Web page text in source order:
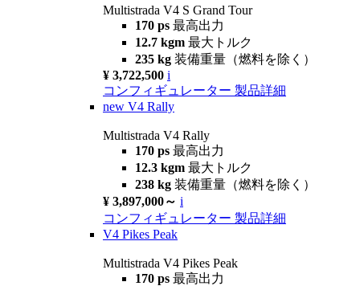
Multistrada V4 S Grand Tour
170 ps 最高出力
12.7 kgm 最大トルク
235 kg 装備重量（燃料を除く）
¥ 3,722,500 i
コンフィギュレーター 製品詳細
new V4 Rally
Multistrada V4 Rally
170 ps 最高出力
12.3 kgm 最大トルク
238 kg 装備重量（燃料を除く）
¥ 3,897,000～ i
コンフィギュレーター 製品詳細
V4 Pikes Peak
Multistrada V4 Pikes Peak
170 ps 最高出力